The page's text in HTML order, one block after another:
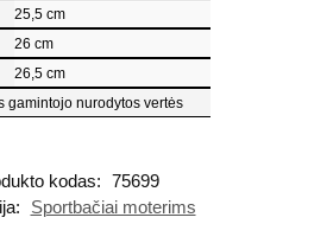
25,5 cm
26 cm
26,5 cm
gamintojo nurodytos vertės
kodas: 75699
Sportbačiai moterims